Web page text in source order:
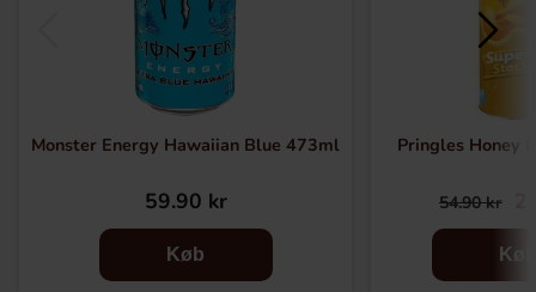
Monster Energy Hawaiian Blue 473ml
59.90 kr
Køb
Pringles Honey
54.90 kr
Køb